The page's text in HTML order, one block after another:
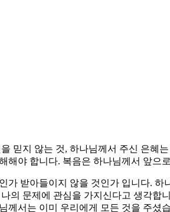
믿지 않는 것, 하나님께서 주신 은혜
야 합니다. 복음은 하나님께서 앞
받아들이지 않을 것인가 입니다.
의 문제에 관심을 가지신다고 생각
서는 이미 우리에게 모든 것을 주